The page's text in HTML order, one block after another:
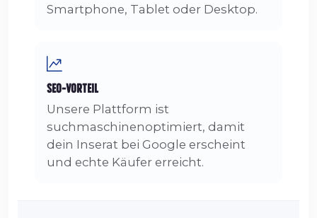
Smartphone, Tablet oder Desktop.
SEO-Vorteil
Unsere Plattform ist
suchmaschinenoptimiert, damit
dein Inserat bei Google erscheint
und echte Käufer erreicht.